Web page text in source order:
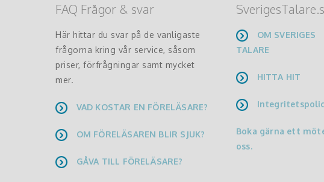
FAQ Frågor & svar
Här hittar du svar på de vanligaste
frågorna kring vår service, såsom
priser, förfrågningar samt mycket
mer.
VAD KOSTAR EN FÖRELÄSARE?
OM FÖRELÄSAREN BLIR SJUK?
GÅVA TILL FÖRELÄSARE?
OM SVERIGES
TALARE
HITTA HIT
Boka gärna ett
oss.